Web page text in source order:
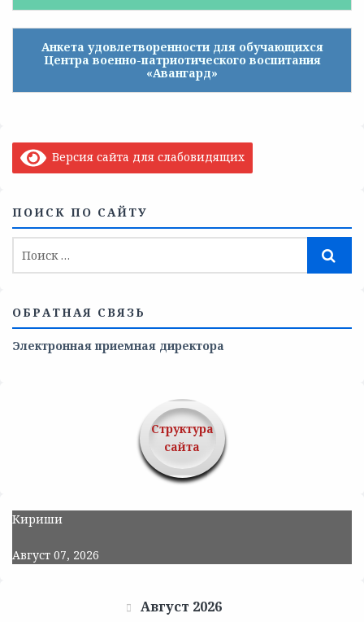
Анкета удовлетворенности для обучающихся
Центра военно-патриотического воспитания
«Авангард»
Версия сайта для слабовидящих
ПОИСК ПО САЙТУ
ОБРАТНАЯ СВЯЗЬ
Электронная приемная директора
Структура
сайта
Кириши
Август 07, 2026
Август 2026